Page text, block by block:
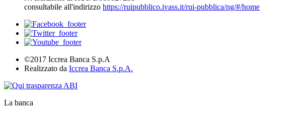
consultabile all'indirizzo https://ruipubblico.ivass.it/rui-pubblica/ng/#/home
©2017 Iccrea Banca S.p.A
Realizzato da Iccrea Banca S.p.A.
La banca